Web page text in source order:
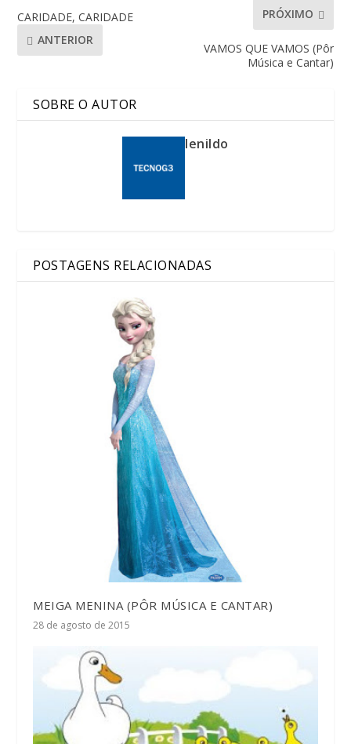
CARIDADE, CARIDADE
ANTERIOR
PRÓXIMO
VAMOS QUE VAMOS (Pôr
Música e Cantar)
SOBRE O AUTOR
lenildo
POSTAGENS RELACIONADAS
MEIGA MENINA (PÔR MÚSICA E CANTAR)
28 de agosto de 2015